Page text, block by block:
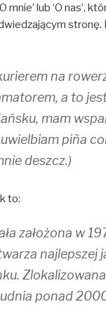
mnie’ lub ‘O nas’,
stronę.
na
a to
mam
piña
deszcz.)
to:
założona w
najlepszej
ponad